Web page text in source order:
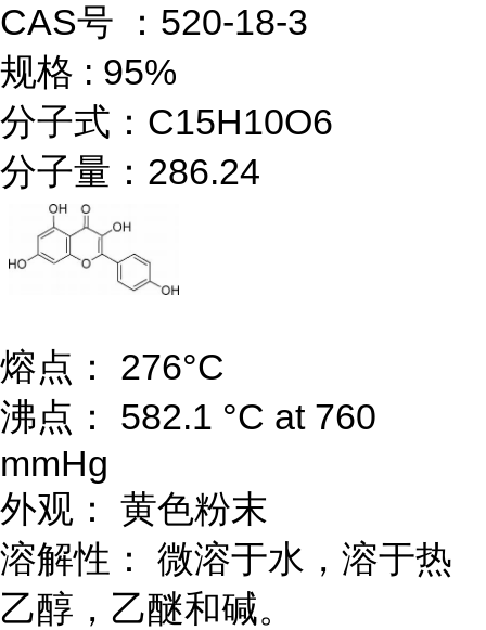
CAS号 ：520-18-3
规格 : 95%
分子式：C15H10O6
分子量：286.24
熔点： 276°C
沸点： 582.1 °C at 760
mmHg
外观： 黄色粉末
溶解性： 微溶于水，溶于热
乙醇，乙醚和碱。